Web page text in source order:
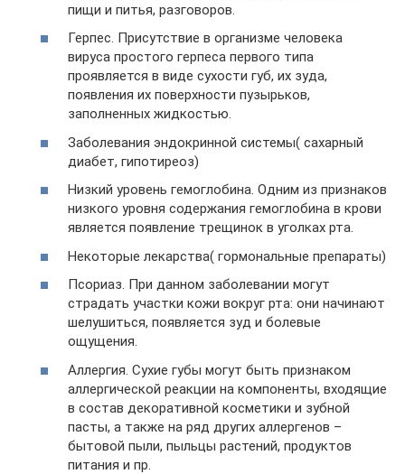
пищи и питья, разговоров.
Герпес. Присутствие в организме человека
вируса простого герпеса первого типа
проявляется в виде сухости губ, их зуда,
появления их поверхности пузырьков,
заполненных жидкостью.
Заболевания эндокринной системы( сахарный
диабет, гипотиреоз)
Низкий уровень гемоглобина. Одним из признаков
низкого уровня содержания гемоглобина в крови
является появление трещинок в уголках рта.
Некоторые лекарства( гормональные препараты)
Псориаз. При данном заболевании могут
страдать участки кожи вокруг рта: они начинают
шелушиться, появляется зуд и болевые
ощущения.
Аллергия. Сухие губы могут быть признаком
аллергической реакции на компоненты, входящие
в состав декоративной косметики и зубной
пасты, а также на ряд других аллергенов –
бытовой пыли, пыльцы растений, продуктов
питания и пр.